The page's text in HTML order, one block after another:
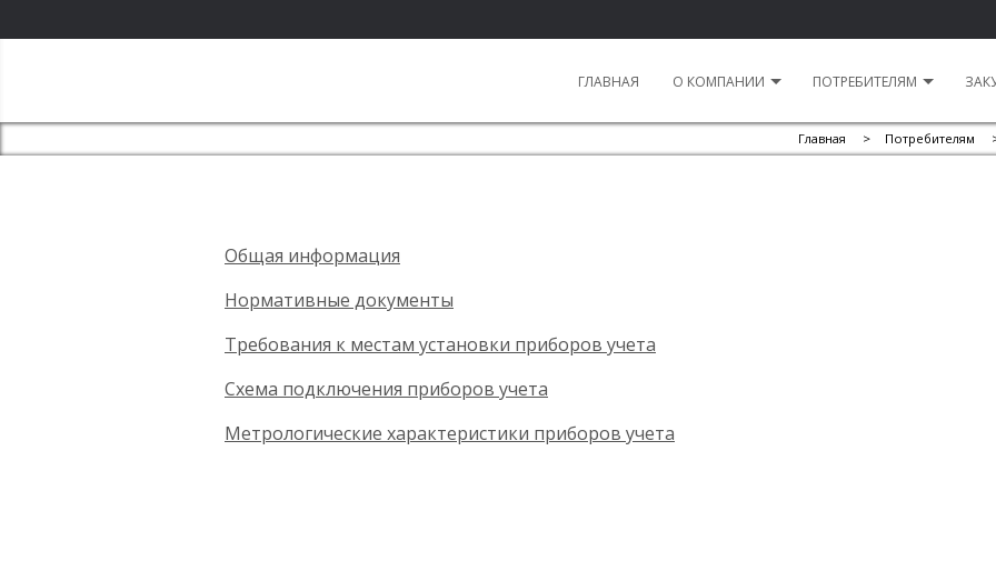
ГЛАВНАЯ О КОМПАНИИ ПОТРЕБИТЕЛЯМ
Главная > Потребителям
Общая информация
Нормативные документы
Требования к местам установки приборов учета
Схема подключения приборов учета
Метрологические характеристики приборов учета